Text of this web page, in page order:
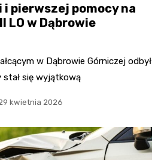
i pierwszej pomocy na
LO w Dąbrowie
w Dąbrowie Górniczej odbył
się wyjątkową
kwietnia 2026